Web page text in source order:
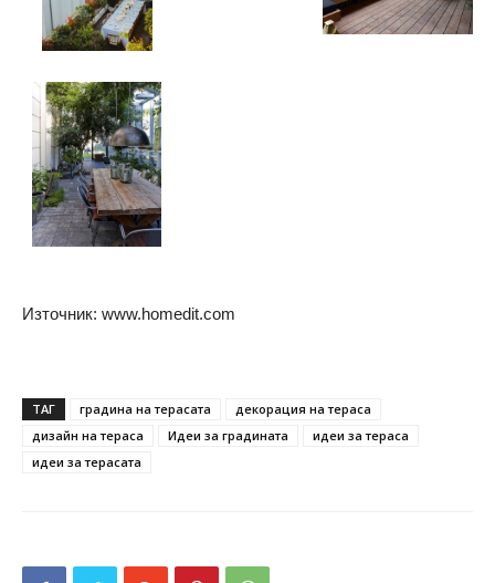
Източник: www.homedit.com
ТАГ градина на терасата
декорация на тераса
дизайн на тераса
Идеи за градината
идеи за тераса
идеи за терасата